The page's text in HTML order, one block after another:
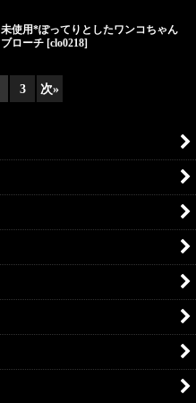
未使用*ぽってりとしたワンコちゃん
ブローチ [clo0218]
3 次»